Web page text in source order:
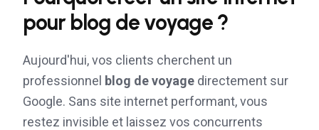
pourblog de voyage?
Aujourd'hui, vos clients cherchent un
professionnel blog de voyage directement sur
Google. Sans site internet performant, vous
restez invisible et laissez vos concurrents